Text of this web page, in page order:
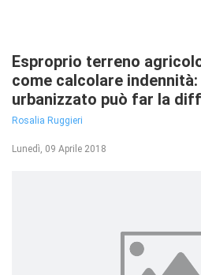
Esproprio terreno
come calcolare
urbanizzato può far la
Rosalia Ruggieri
Lunedì, 09 Aprile 2018